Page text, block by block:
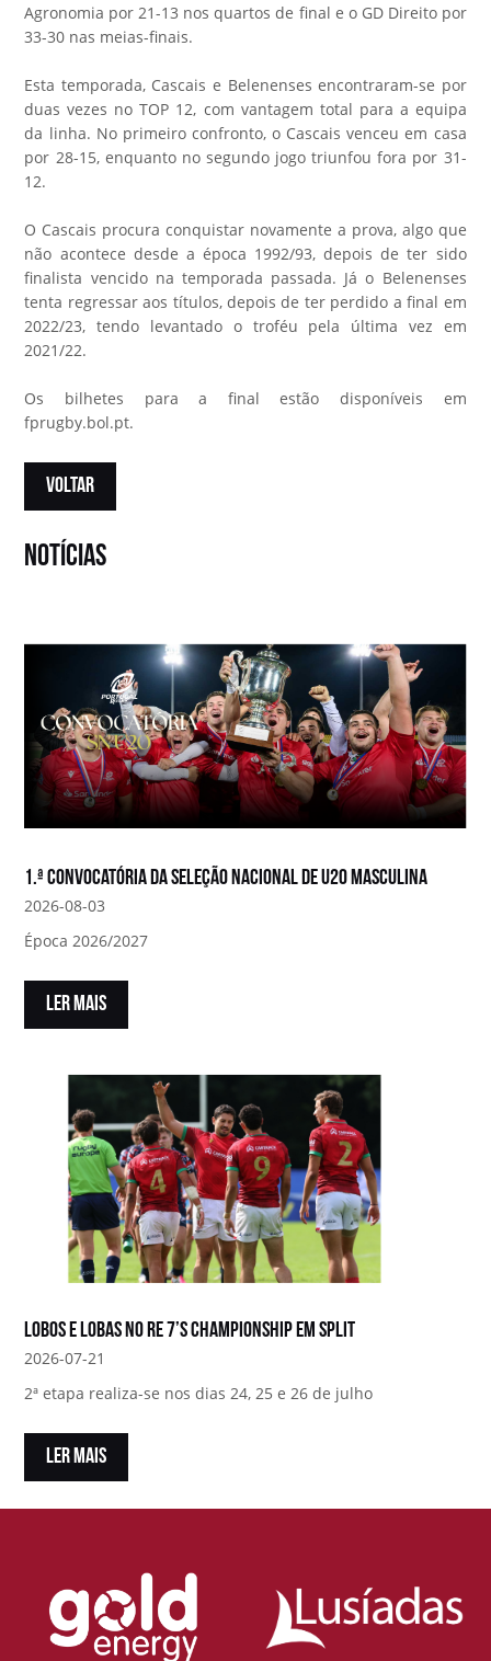
Agronomia por 21-13 nos quartos de final e o GD Direito por
33-30 nas meias-finais.
Esta temporada, Cascais e Belenenses encontraram-se por
duas vezes no TOP 12, com vantagem total para a equipa
da linha. No primeiro confronto, o Cascais venceu em casa
por 28-15, enquanto no segundo jogo triunfou fora por 31-
12.
O Cascais procura conquistar novamente a prova, algo que
não acontece desde a época 1992/93, depois de ter sido
finalista vencido na temporada passada. Já o Belenenses
tenta regressar aos títulos, depois de ter perdido a final em
2022/23, tendo levantado o troféu pela última vez em
2021/22.
Os bilhetes para a final estão disponíveis em
fprugby.bol.pt.
VOLTAR
notícias
1.ª convocatória da Seleção Nacional de U20 Masculina
2026-08-03
Época 2026/2027
LER MAIS
Lobos e Lobas no RE 7’s Championship em Split
2026-07-21
2ª etapa realiza-se nos dias 24, 25 e 26 de julho
LER MAIS